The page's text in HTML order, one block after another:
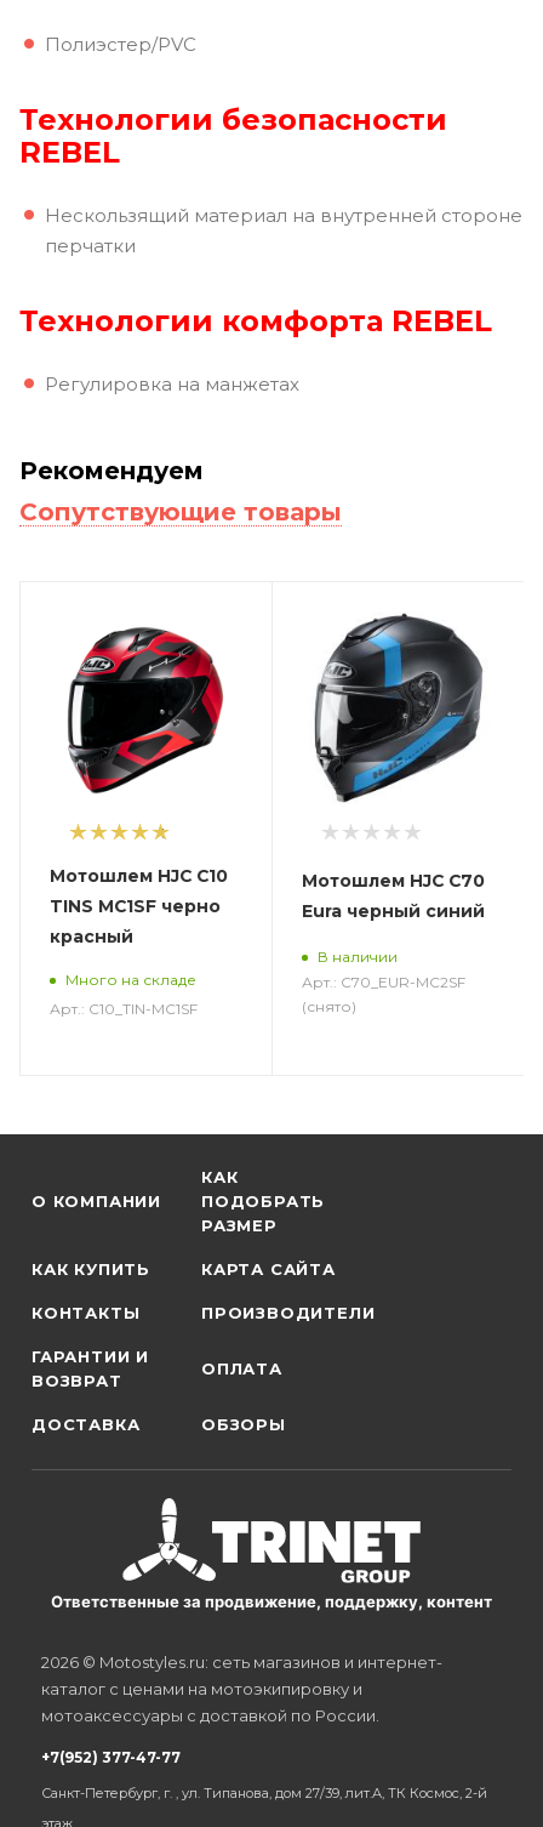
Полиэстер/PVC
Технологии безопасности
REBEL
Нескользящий материал на внутренней стороне
перчатки
Технологии комфорта REBEL
Регулировка на манжетах
Рекомендуем
Сопутствующие товары
1
Мотошлем HJC C10
TINS MC1SF черно
красный
Много на складе
Арт.: C10_TIN-MC1SF
Мотошлем HJC C70
Eura черный синий
В наличии
Арт.: C70_EUR-MC2SF
(снято)
О КОМПАНИИ
КАК
ПОДОБРАТЬ
РАЗМЕР
КАК КУПИТЬ КАРТА САЙТА
КОНТАКТЫ ПРОИЗВОДИТЕЛИ
ГАРАНТИИ И
ВОЗВРАТ
ОПЛАТА
ДОСТАВКА ОБЗОРЫ
Ответственные за продвижение, поддержку, контент
2026 © Motostyles.ru: сеть магазинов и интернет-
каталог с ценами на мотоэкипировку и
мотоаксессуары с доставкой по России.
+7(952) 377-47-77
Санкт-Петербург, г. , ул. Типанова, дом 27/39, лит.А, ТК Космос, 2-й
этаж